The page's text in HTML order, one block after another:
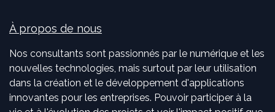
À propos de nous
Nos consultants sont passionnés par le numérique et les
nouvelles technologies, mais surtout par leur utilisation
dans la création et le développement d'applications
innovantes pour les entreprises. Pouvoir participer à la